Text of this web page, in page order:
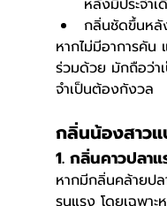
หลังมีประจำเ
กลิ่นชัดขึ้นหลั
หากไม่มีอาการคั
ร่วมด้วย มักถือว่า
จำเป็นต้องกังวล
กลิ่นน้องสาว
1. กลิ่นคาวปลา
หากมีกลิ่นคล้ายปล